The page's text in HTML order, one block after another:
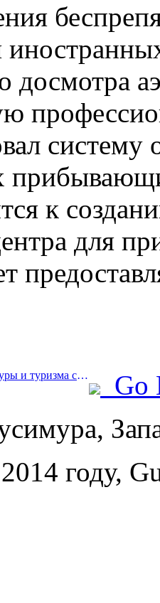
досмотра
систему
к
для
Prev:Министерство культуры и туризма сообщило, что в 2025 году 16 994 достопримечательности категории А посетили 7,51 миллиарда человек, что принесло доход от туризма в размере 554,49 миллиарда юаней.
Go
году,